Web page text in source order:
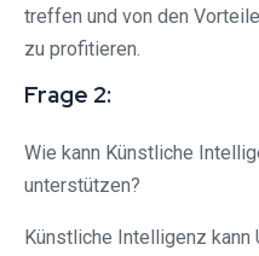
treffen und von den
zu profitieren.
Frage 2:
Wie kann Künstliche
unterstützen?
Künstliche Intelligenz kann